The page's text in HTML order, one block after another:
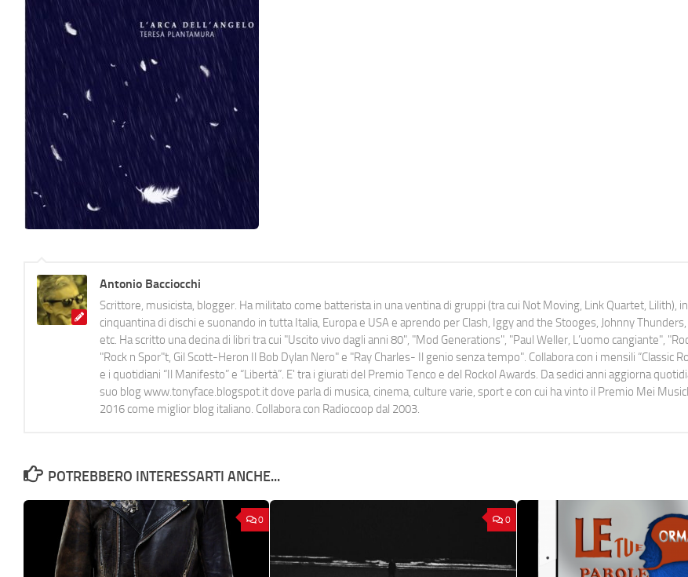
Antonio Bacciocchi
Scrittore, musicista, blogger. Ha militato come batterista in una ventina di gruppi (tra cui Not Moving, Link Quartet, Lilith),
cinquantina di dischi e suonando in tutta Italia, Europa e USA e aprendo per Clash, Iggy and the Stooges, Johnny
etc. Ha scritto una decina di libri tra cui "Uscito vivo dagli anni 80", "Mod Generations", "Paul Weller, L’uomo cangiante",
"Rock n Spor"t, Gil Scott-Heron Il Bob Dylan Nero" e "Ray Charles- Il genio senza tempo". Collabora con i mensili “Classic
e i quotidiani “Il Manifesto” e “Libertà”. E' tra i giurati del Premio Tenco e del Rockol Awards. Da sedici anni aggiorna
suo blog www.tonyface.blogspot.it dove parla di musica, cinema, culture varie, sport e con cui ha vinto il Premio Mei
2016 come miglior blog italiano. Collabora con Radiocoop dal 2003.
POTREBBERO INTERESSARTI ANCHE...
0 0